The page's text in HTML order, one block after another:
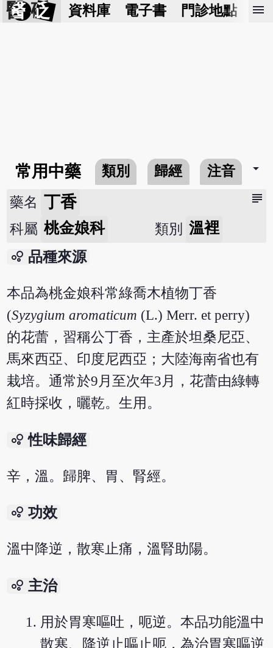
醫 砭 資料庫 電子書 門診地點 預
menu
常用中藥 類別 歸經 注音 arrow_drop_down
subject
藥名 丁香
科屬 桃金娘科 類別 溫裡
bubble_chart 品種來源
本品為桃金娘科常綠喬木植物丁香
(Syzygium aromaticum (L.) Merr. et perry)
的花蕾，習稱公丁香，主產於坦桑尼亞、
馬來西亞、印度尼西亞；大陸海南省也有
栽培。通常於9月至次年3月，花蕾由綠轉
紅時採收，曬乾。生用。
bubble_chart 性味歸經
辛，溫。歸脾、胃、腎經。
bubble_chart 功效
溫中降逆，散寒止痛，溫腎助陽。
bubble_chart 主治
用於胃寒嘔吐，呃逆。本品功能溫中
散寒、降逆止嘔止呃，為治胃寒嘔逆